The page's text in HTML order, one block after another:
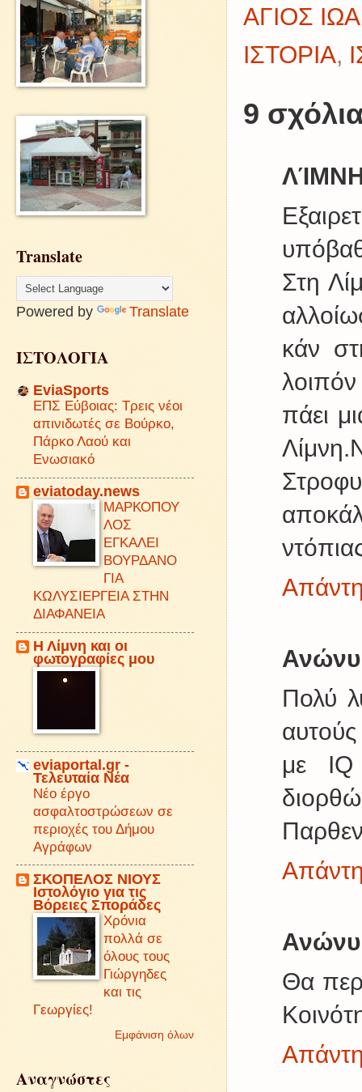
ΑΓΙΟΣ
ΙΣΤΟΡΙΑ,
9
Στη
κάν
πάει
Πολύ
με IQ
Θα
Translate
Powered by Translate
ΙΣΤΟΛΟΓΙΑ
EviaSports
ΕΠΣ Εύβοιας: Τρεις νέοι
απινιδωτές σε Βούρκο,
Πάρκο Λαού και
Ενωσιακό
eviatoday.news
ΜΑΡΚΟΠΟΥ
ΛΟΣ
ΕΓΚΑΛΕΙ
ΒΟΥΡΔΑΝΟ
ΓΙΑ
ΚΩΛΥΣΙΕΡΓΕΙΑ ΣΤΗΝ
ΔΙΑΦΑΝΕΙΑ
Η Λίμνη και οι
φωτογραφίες μου
eviaportal.gr -
Τελευταία Νέα
Νέο έργο
ασφαλτοστρώσεων σε
περιοχές του Δήμου
Αγράφων
ΣΚΟΠΕΛΟΣ ΝΙΟΥΣ
Iστολόγιο για τις
Βόρειες Σποράδες
Χρόνια
πολλά σε
όλους τους
Γιώργηδες
και τις
Γεωργίες!
Εμφάνιση όλων
Αναγνώστες